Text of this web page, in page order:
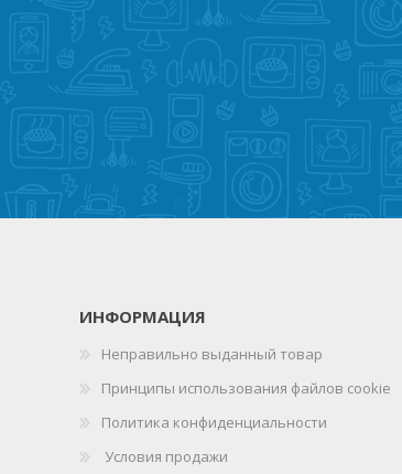
ИНФОРМАЦИЯ
Неправильно выданный товар
Принципы использования файлов cookie
Политика конфиденциальности
Условия продажи